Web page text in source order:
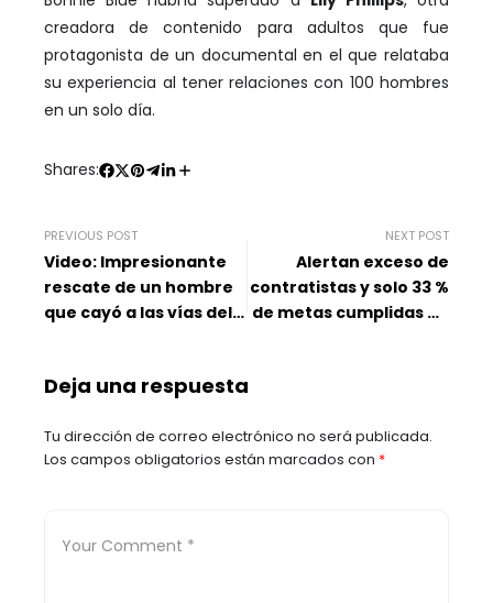
creadora de contenido para adultos que fue
protagonista de un documental en el que relataba
su experiencia al tener relaciones con 100 hombres
en un solo día.
Shares:
PREVIOUS POST
Video: Impresionante
rescate de un hombre
que cayó a las vías del
NEXT POST
Alertan exceso de
contratistas y solo 33 %
de metas cumplidas en
Deja una respuesta
Tu dirección de correo electrónico no será publicada.
Los campos obligatorios están marcados con *